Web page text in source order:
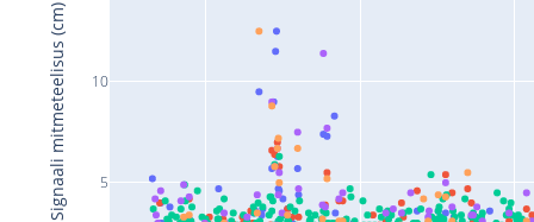
5
10
Signaali mitmeteelisus (cm)